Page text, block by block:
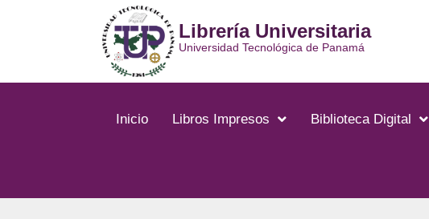
Librería Universitaria
Universidad Tecnológica de Panamá
Inicio Libros Impresos Biblioteca Digital